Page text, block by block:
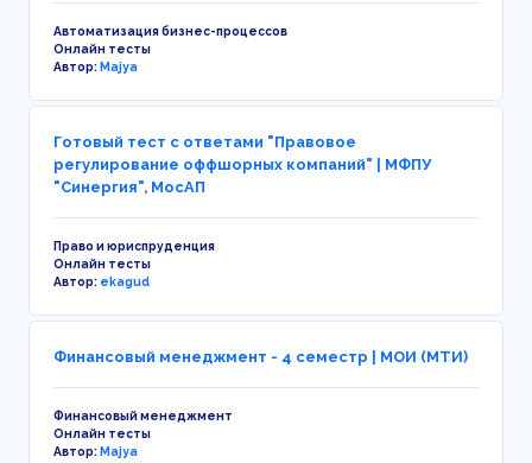
Автоматизация бизнес-процессов
Онлайн тесты
Автор:Majya
Готовый тест с ответами "Правовое
регулирование оффшорных компаний" | МФПУ
"Синергия", МосАП
Право и юриспруденция
Онлайн тесты
Автор: ekagud
Финансовый менеджмент - 4 семестр | МОИ (МТИ)
Финансовый менеджмент
Онлайн тесты
Автор:Majya